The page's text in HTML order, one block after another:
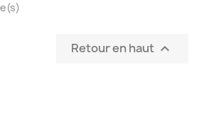
Retour en haut 